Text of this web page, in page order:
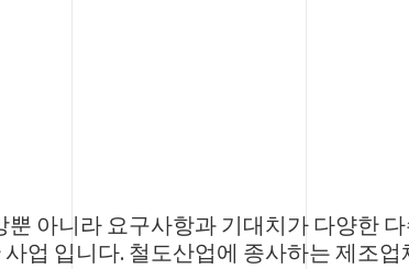
아니라 요구사항과 기대치가 다양한
업 입니다. 철도산업에 종사하는 제조